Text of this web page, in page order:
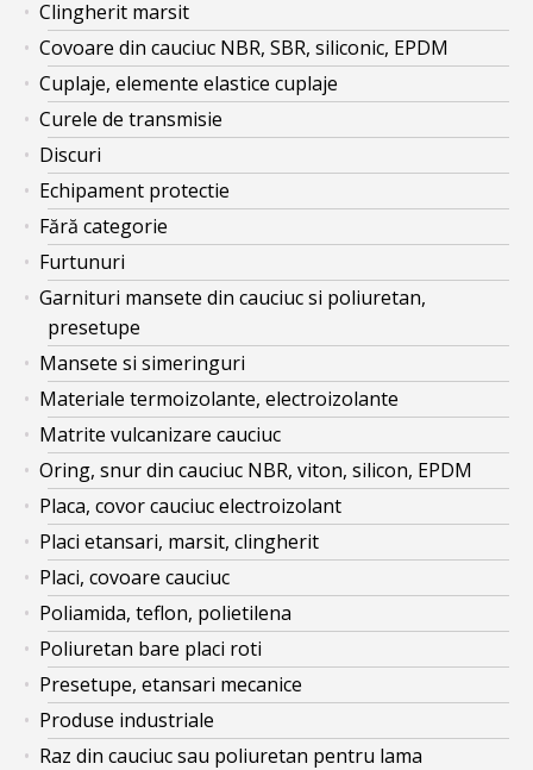
Clingherit marsit
Covoare din cauciuc NBR, SBR, siliconic, EPDM
Cuplaje, elemente elastice cuplaje
Curele de transmisie
Discuri
Echipament protectie
Fără categorie
Furtunuri
Garnituri mansete din cauciuc si poliuretan,
presetupe
Mansete si simeringuri
Materiale termoizolante, electroizolante
Matrite vulcanizare cauciuc
Oring, snur din cauciuc NBR, viton, silicon, EPDM
Placa, covor cauciuc electroizolant
Placi etansari, marsit, clingherit
Placi, covoare cauciuc
Poliamida, teflon, polietilena
Poliuretan bare placi roti
Presetupe, etansari mecanice
Produse industriale
Raz din cauciuc sau poliuretan pentru lama